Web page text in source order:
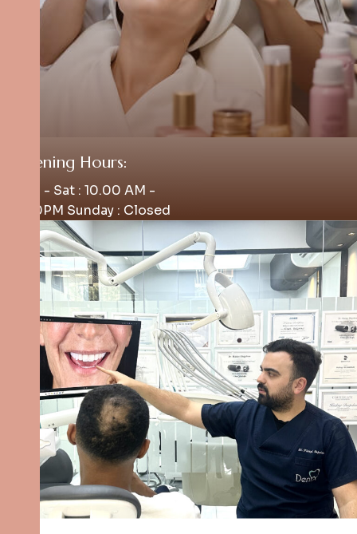
Opening Hours:
Mon - Sat : 10.00 AM -
4.00PM Sunday : Closed